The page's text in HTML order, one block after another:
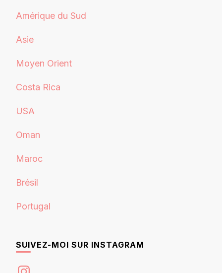
Amérique du Sud
Asie
Moyen Orient
Costa Rica
USA
Oman
Maroc
Brésil
Portugal
SUIVEZ-MOI SUR INSTAGRAM
Instagram